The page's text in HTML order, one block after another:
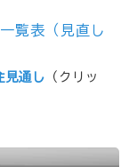
覧表（見直し
見通し （クリッ